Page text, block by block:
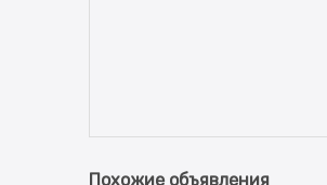
Похожие объявления